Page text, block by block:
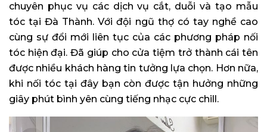
chuyên phục vụ các dịch vụ cắt, duỗi và tạo mẫu
tóc tại Đà Thành. Với đội ngũ thợ có tay nghề cao
cùng sự đổi mới liên tục của các phương pháp nối
tóc hiện đại. Đã giúp cho cửa tiệm trở thành cái tên
được nhiều khách hàng tin tưởng lựa chọn. Hơn nữa,
khi nối tóc tại đây bạn còn được tận hưởng những
giây phút bình yên cùng tiếng nhạc cực chill.